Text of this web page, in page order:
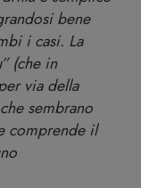
bene
i casi. La
(che in
via della
sembrano
comprende il